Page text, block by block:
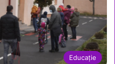
Educație